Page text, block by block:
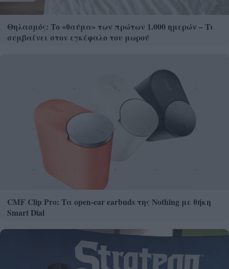
Θηλασμός: Το «θαύμα» των πρώτων 1.000 ημερών – Τι
συμβαίνει στον εγκέφαλο του μωρού
CMF Clip Pro: Τα open-ear earbuds της Nothing με θήκη
Smart Dial